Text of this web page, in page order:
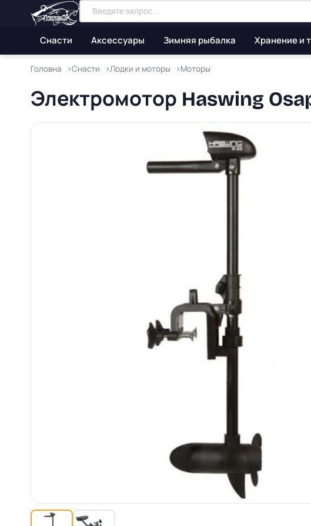
Снасти Аксессуары Зимняя рыбалка Хранение и
Головна Снасти Лодки и моторы Моторы
Электромотор Haswing